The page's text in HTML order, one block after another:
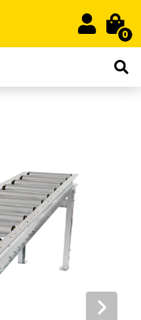
0